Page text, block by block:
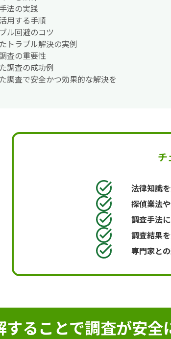
法の実践
用する手順
ル回避のコツ
トラブル解決の実例
査の重要性
調査の成功例
調査で安全かつ効果的な解決を
チ
法律知識
探偵業法
調査手法
調査結果
専門家と
することで調査が安全